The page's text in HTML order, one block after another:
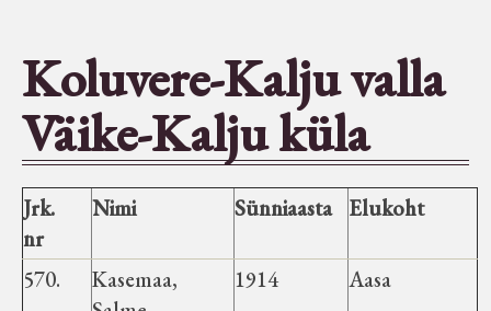
Seltsid-ühingud
Aiandus
Tuletõrje
Õpperada
Koluvere-Kalju valla
Väike-Kalju küla
Jrk.
nr
Nimi Sünniaasta Elukoht
570.
Kasemaa,
1914 Aasa